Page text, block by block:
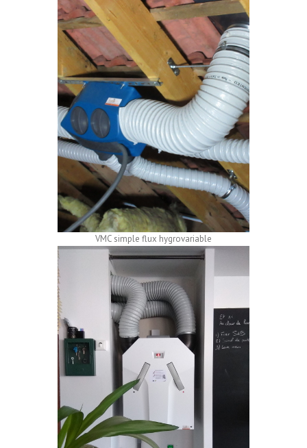
VMC simple flux hygrovariable